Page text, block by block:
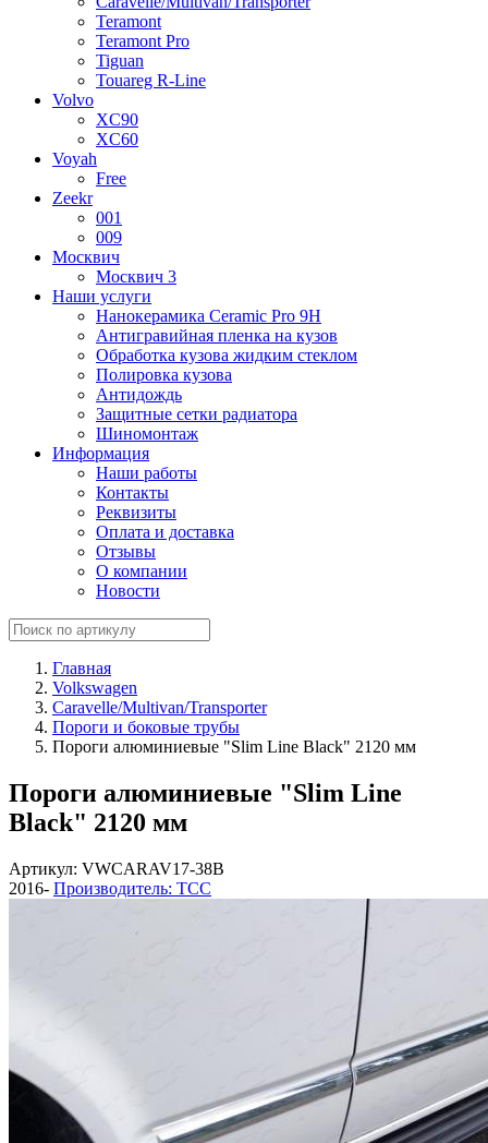
Teramont
Teramont Pro
Tiguan
Touareg R-Line
Volvo
XC90
XC60
Voyah
Free
Zeekr
001
009
Москвич
Москвич 3
Наши услуги
Нанокерамика Ceramic Pro 9H
Антигравийная пленка на кузов
Обработка кузова жидким стеклом
Полировка кузова
Антидождь
Защитные сетки радиатора
Шиномонтаж
Информация
Наши работы
Контакты
Реквизиты
Оплата и доставка
Отзывы
О компании
Новости
Главная
Volkswagen
Caravelle/Multivan/Transporter
Пороги и боковые трубы
Пороги алюминиевые "Slim Line Black" 2120 мм
Пороги алюминиевые "Slim Line
Black" 2120 мм
Артикул: VWCARAV17-38B
2016- Производитель: ТСС